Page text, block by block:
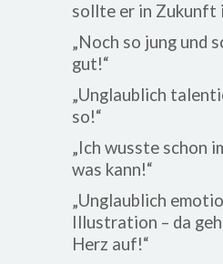
sollte er in Zukunft
„Noch so jung und
gut!“
„Unglaublich
so!“
„Ich wusste schon
was kann!“
„Unglaublich
Illustration – da
Herz auf!“